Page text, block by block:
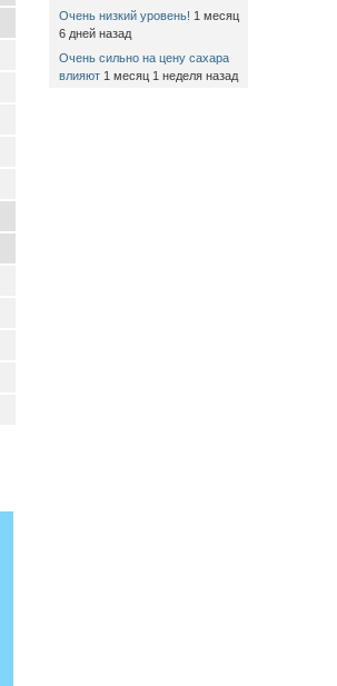
Очень низкий уровень! 1 месяц
6 дней назад
Очень сильно на цену сахара
влияют 1 месяц 1 неделя назад